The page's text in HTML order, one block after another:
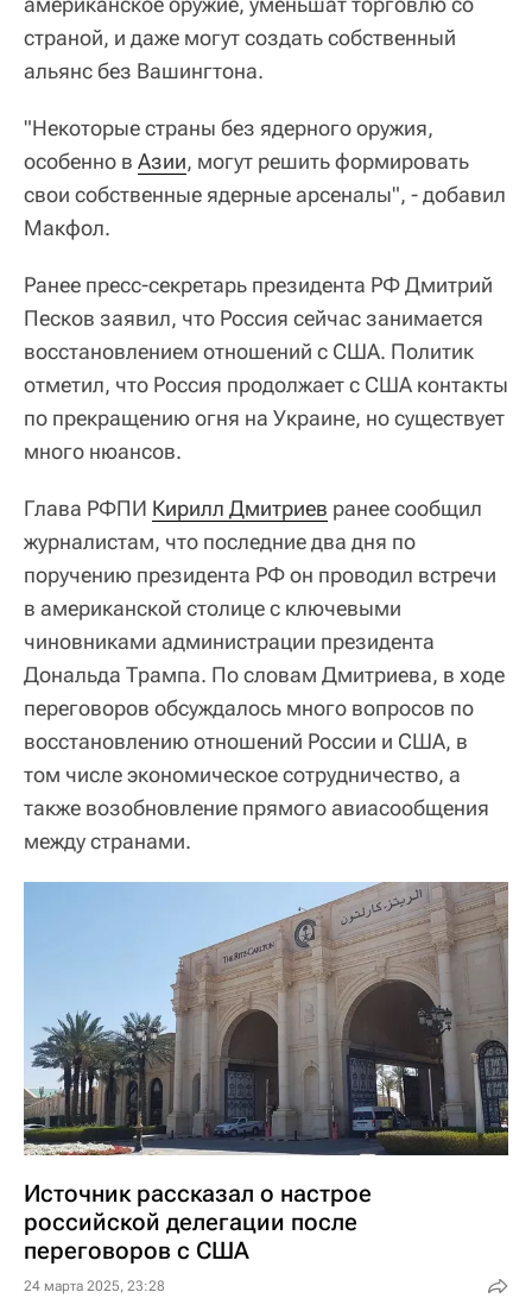
страной, и даже могут создать собственный
альянс без Вашингтона.
"Некоторые страны без ядерного оружия,
особенно в Азии, могут решить формировать
свои собственные ядерные арсеналы", - добавил
Макфол.
Ранее пресс-секретарь президента РФ Дмитрий
Песков заявил, что Россия сейчас занимается
восстановлением отношений с США. Политик
отметил, что Россия продолжает с США контакты
по прекращению огня на Украине, но существует
много нюансов.
Глава РФПИ Кирилл Дмитриев ранее сообщил
журналистам, что последние два дня по
поручению президента РФ он проводил встречи
в американской столице с ключевыми
чиновниками администрации президента
Дональда Трампа. По словам Дмитриева, в ходе
переговоров обсуждалось много вопросов по
восстановлению отношений России и США, в
том числе экономическое сотрудничество, а
также возобновление прямого авиасообщения
между странами.
Источник рассказал о настрое
российской делегации после
переговоров с США
24 марта 2025, 23:28